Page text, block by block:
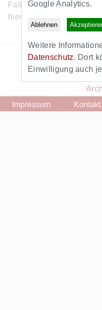
Google Analytics.
Ablehnen
Weitere
Datenschutz. Dort
Einwilligung auch
Falls Sie bereits RR+
hier
Zurück
Impressum
Kontakt